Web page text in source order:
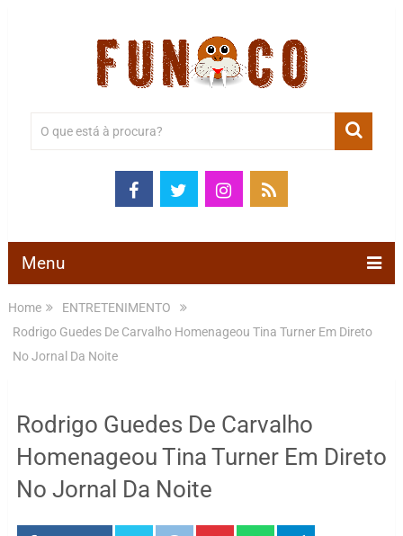
Menu
Home
ENTRETENIMENTO
Rodrigo Guedes De Carvalho Homenageou Tina Turner Em Direto
No Jornal Da Noite
Rodrigo Guedes De Carvalho
Homenageou Tina Turner Em Direto
No Jornal Da Noite